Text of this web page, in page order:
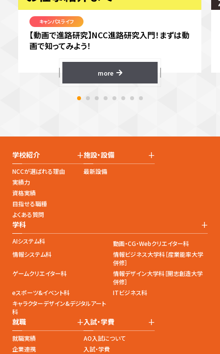
キャンパスライフ
【動画で進路研究】NCC進路研究入門！まずは動
画で知ってみよう！
more
学校紹介 +
NCCが選ばれる理由
実績力
資格実績
目指せる職種
よくある質問
施設・設備 +
最新設備
学科 +
AIシステム科
動画・CG・Webクリエイター科
情報システム科
情報ビジネス大学科［産業能率大学
併修］
ゲームクリエイター科
情報デザイン大学科［開志創造大学
併修］
eスポーツ&イベント科
ITビジネス科
キャラクターデザイン&デジタルアート
科
就職 +
就職実績
企業連携
入試・学費 +
AO入試について
入試・学費